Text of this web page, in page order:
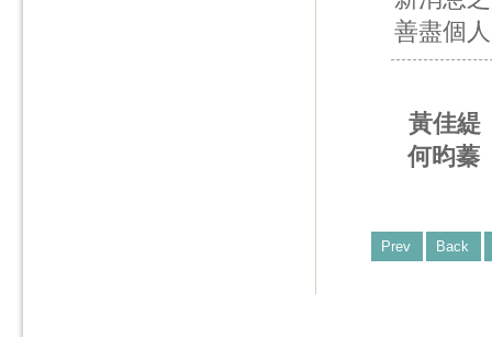
善盡個
黃佳緹
何昀蓁
Prev Back